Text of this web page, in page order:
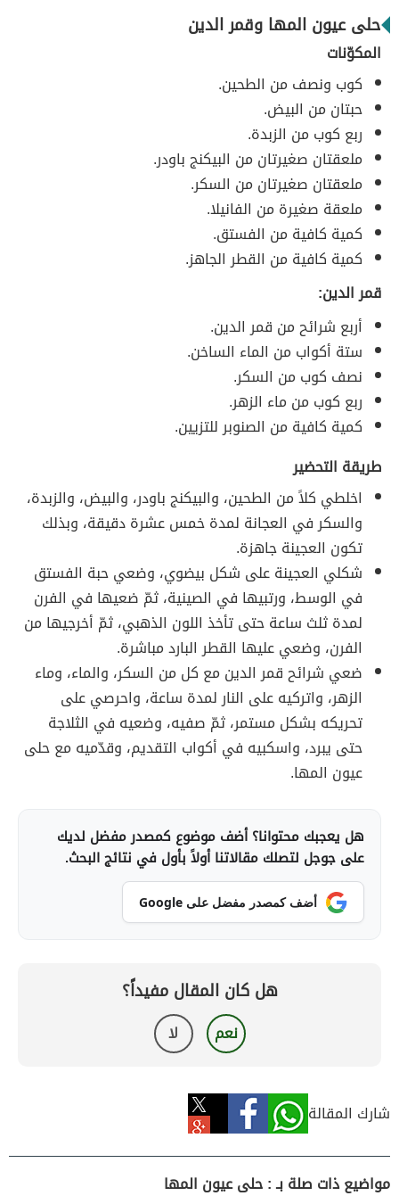
حلى عيون المها وقمر الدين
المكوّنات
كوب ونصف من الطحين.
حبتان من البيض.
ربع كوب من الزبدة.
ملعقتان صغيرتان من البيكنج باودر.
ملعقتان صغيرتان من السكر.
ملعقة صغيرة من الفانيلا.
كمية كافية من الفستق.
كمية كافية من القطر الجاهز.
قمر الدين:
أربع شرائح من قمر الدين.
ستة أكواب من الماء الساخن.
نصف كوب من السكر.
ربع كوب من ماء الزهر.
كمية كافية من الصنوبر للتزيين.
طريقة التحضير
اخلطي كلاً من الطحين، والبيكنج باودر، والبيض، والزبدة،
والسكر في العجانة لمدة خمس عشرة دقيقة، وبذلك
تكون العجينة جاهزة.
شكلي العجينة على شكل بيضوي، وضعي حبة الفستق
في الوسط، ورتبيها في الصينية، ثمّ ضعيها في الفرن
لمدة ثلث ساعة حتى تأخذ اللون الذهبي، ثمّ أخرجيها من
الفرن، وضعي عليها القطر البارد مباشرة.
ضعي شرائح قمر الدين مع كل من السكر، والماء، وماء
الزهر، واتركيه على النار لمدة ساعة، واحرصي على
تحريكه بشكل مستمر، ثمّ صفيه، وضعيه في الثلاجة
حتى يبرد، واسكبيه في أكواب التقديم، وقدّميه مع حلى
عيون المها.
هل يعجبك محتوانا؟ أضف موضوع كمصدر مفضل لديك
على جوجل لتصلك مقالاتنا أولاً بأول في نتائج البحث.
أضف كمصدر مفضل على Google
هل كان المقال مفيداً؟
نعم لا
شارك المقالة
مواضيع ذات صلة بـ : حلى عيون المها